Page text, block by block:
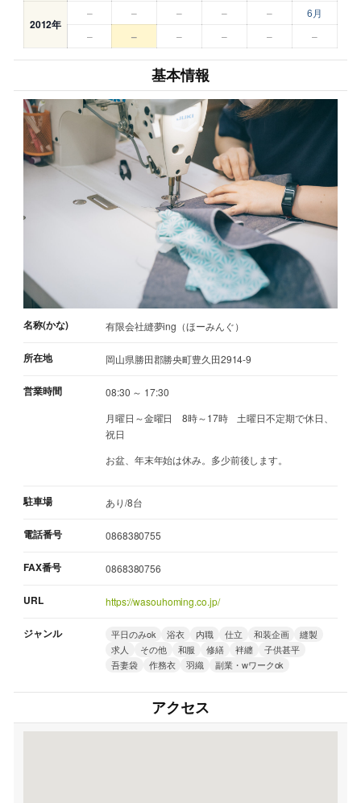
2012年
– – – – –
6月
–
– – – – –
基本情報
名称(かな) 有限会社縫夢ing（ほーみんぐ）
所在地 岡山県勝田郡勝央町豊久田2914-9
営業時間
08:30 ～ 17:30
月曜日～金曜日 8時～17時 土曜日不定期で休日、
祝日
お盆、年末年始は休み。多少前後します。
駐車場 あり/8台
電話番号 0868380755
FAX番号 0868380756
URL https://wasouhoming.co.jp/
ジャンル 平日のみok 浴衣 内職 仕立 和装企画
縫製
求人
その他 和服 修繕 袢纏
子供甚平
吾妻袋
作務衣 羽織 副業・wワークok
アクセス